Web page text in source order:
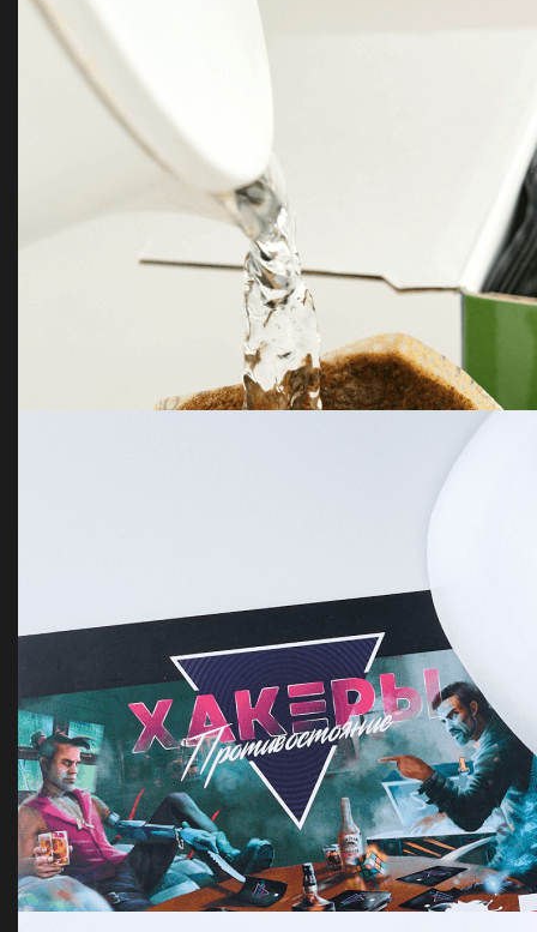
Ёлочный шар с перьями
Вязанный плед на заказ